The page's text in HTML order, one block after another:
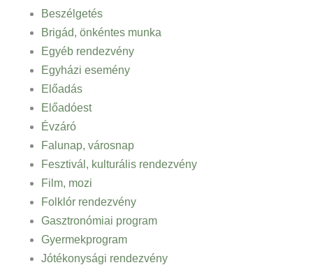
Beszélgetés
Brigád, önkéntes munka
Egyéb rendezvény
Egyházi esemény
Előadás
Előadóest
Évzáró
Falunap, városnap
Fesztivál, kulturális rendezvény
Film, mozi
Folklór rendezvény
Gasztronómiai program
Gyermekprogram
Jótékonysági rendezvény